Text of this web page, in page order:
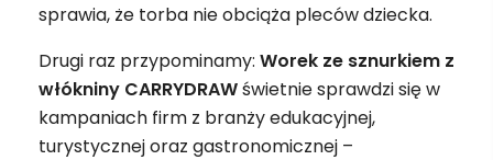
sprawia, że torba nie obciąża pleców dziecka.
Drugi raz przypominamy: Worek ze sznurkiem z
włókniny CARRYDRAWświetnie sprawdzi się w
kampaniach firm z branży edukacyjnej,
turystycznej oraz gastronomicznej –